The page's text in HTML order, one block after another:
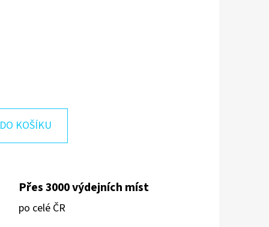
KOŠÍKU
Přes 3000 výdejních míst
po celé ČR